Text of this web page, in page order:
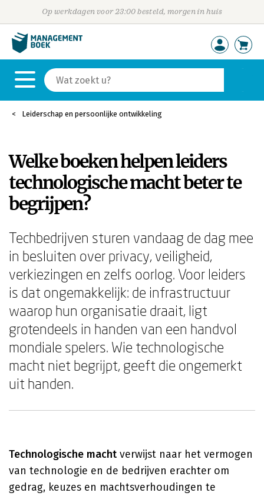
Op werkdagen voor 23:00 besteld, morgen in huis
Leiderschap en persoonlijke ontwikkeling
Welke boeken helpen leiders
technologische macht beter te
begrijpen?
Techbedrijven sturen vandaag de dag mee
in besluiten over privacy, veiligheid,
verkiezingen en zelfs oorlog. Voor leiders
is dat ongemakkelijk: de infrastructuur
waarop hun organisatie draait, ligt
grotendeels in handen van een handvol
mondiale spelers. Wie technologische
macht niet begrijpt, geeft die ongemerkt
uit handen.
Technologische macht verwijst naar het vermogen
van technologie en de bedrijven erachter om
gedrag, keuzes en machtsverhoudingen te